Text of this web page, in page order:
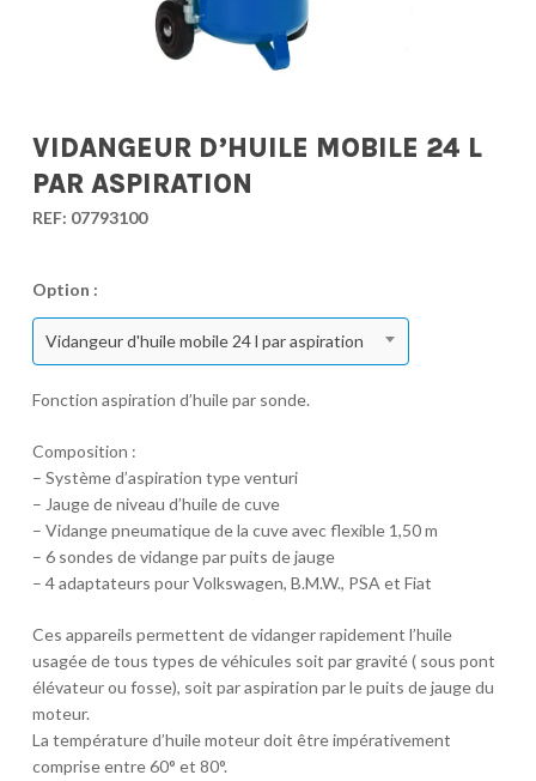
VIDANGEUR D’HUILE MOBILE 24 L
PAR ASPIRATION
REF: 07793100
Option :
Vidangeur d'huile mobile 24 l par aspiration
Fonction aspiration d’huile par sonde.
Composition :
– Système d’aspiration type venturi
– Jauge de niveau d’huile de cuve
– Vidange pneumatique de la cuve avec flexible 1,50 m
– 6 sondes de vidange par puits de jauge
– 4 adaptateurs pour Volkswagen, B.M.W., PSA et Fiat
Ces appareils permettent de vidanger rapidement l’huile
usagée de tous types de véhicules soit par gravité ( sous pont
élévateur ou fosse), soit par aspiration par le puits de jauge du
moteur.
La température d’huile moteur doit être impérativement
comprise entre 60° et 80°.